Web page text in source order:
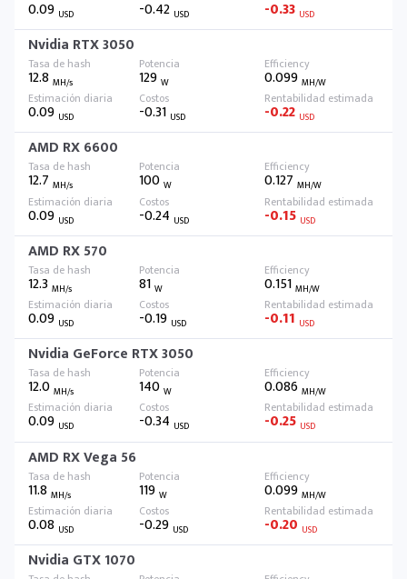
0.09 USD -0.42 USD -0.33 USD
Nvidia RTX 3050
12.8 MH/s 129W 0.099 MH/W
0.09 USD -0.31 USD -0.22 USD
AMD RX 6600
12.7 MH/s 100W 0.127 MH/W
0.09 USD -0.24 USD -0.15 USD
AMD RX 570
12.3 MH/s 81W 0.151 MH/W
0.09 USD -0.19 USD -0.11 USD
Nvidia GeForce RTX 3050
12.0 MH/s 140W 0.086 MH/W
0.09 USD -0.34 USD -0.25 USD
AMD RX Vega 56
11.8 MH/s 119W 0.099 MH/W
0.08 USD -0.29 USD -0.20 USD
Nvidia GTX 1070